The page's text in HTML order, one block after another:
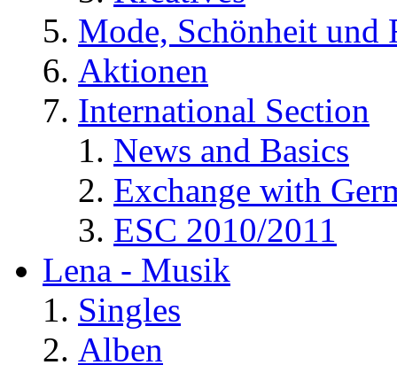
Mode, Schönheit und
Aktionen
International Section
News and Basics
Exchange with
ESC 2010/2011
Lena - Musik
Singles
Alben